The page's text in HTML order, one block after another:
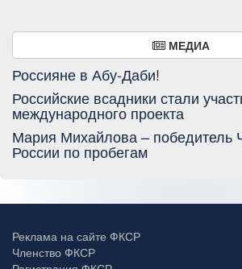
МЕДИА
Россияне в Абу-Даби!
Российские всадники стали
международного проекта
Мария Михайлова – победитель
России по пробегам
Реклама на сайте ФКСР
Членство ФКСР